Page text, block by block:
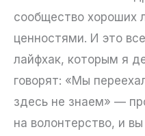
сообщество хороших
ценностями. И это
лайфхак, которым я
говорят: «Мы
здесь не знаем» —
на волонтерство, и